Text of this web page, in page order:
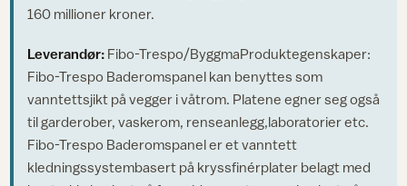
160 millioner kroner.
Leverandør: Fibo-Trespo/ByggmaProduktegenskaper:
Fibo-Trespo Baderomspanel kan benyttes som
vanntettsjikt på vegger i våtrom. Platene egner seg også
til garderober, vaskerom, renseanlegg,laboratorier etc.
Fibo-Trespo Baderomspanel er et vanntett
kledningssystembasert på kryssfinérplater belagt med